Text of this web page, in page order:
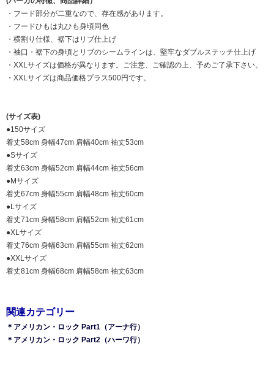
・フード部分が二重なので、存在感があります。
・フードひもは丸ひも身頃同色
・横割り仕様、裾下はリブ仕上げ
・袖口・裾下の身頃とリブのシームラインは、堅牢なダブルステッチ仕上げ
・XXLサイズは価格が異なります。ご注意、ご確認の上、予めご了承下さい。
・XXLサイズは商品価格プラス500円です。
(サイズ表)
●150サイズ
着丈58cm 身幅47cm 肩幅40cm 袖丈53cm
●Sサイズ
着丈63cm 身幅52cm 肩幅44cm 袖丈56cm
●Mサイズ
着丈67cm 身幅55cm 肩幅48cm 袖丈60cm
●Lサイズ
着丈71cm 身幅58cm 肩幅52cm 袖丈61cm
●XLサイズ
着丈76cm 身幅63cm 肩幅55cm 袖丈62cm
●XXLサイズ
着丈81cm 身幅68cm 肩幅58cm 袖丈63cm
関連カテゴリー
＊アメリカン・ロック Part1（アーナ行）
＊アメリカン・ロック Part2（ハーワ行）